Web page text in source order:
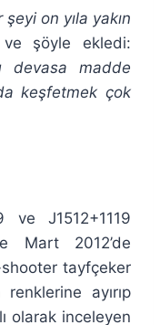
on yıla yakın
şöyle ekledi:
devasa madde
keşfetmek çok
ve J1512+1119
Mart 2012’de
shooter tayfçeker
ayırıp
olarak inceleyen